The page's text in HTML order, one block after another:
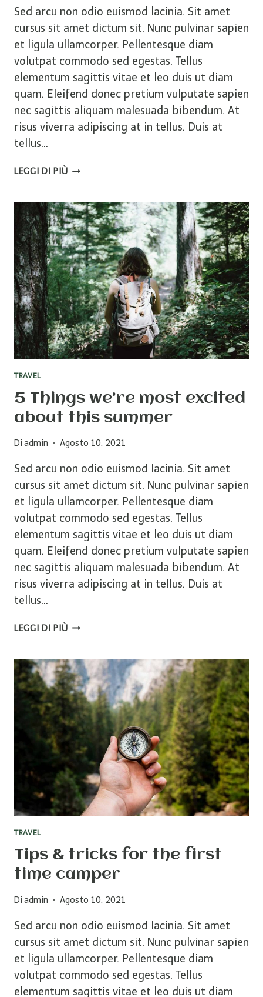
Sed arcu non odio euismod lacinia. Sit amet
cursus sit amet dictum sit. Nunc pulvinar sapien
et ligula ullamcorper. Pellentesque diam
volutpat commodo sed egestas. Tellus
elementum sagittis vitae et leo duis ut diam
quam. Eleifend donec pretium vulputate sapien
nec sagittis aliquam malesuada bibendum. At
risus viverra adipiscing at in tellus. Duis at
tellus…
LEGGI DI PIÙA
ATTRACTION
FOR
YOUR
NEXT
VISIT!
TRAVEL
5 Things we’re most excited
about this summer
Di admin Agosto 10, 2021
Sed arcu non odio euismod lacinia. Sit amet
cursus sit amet dictum sit. Nunc pulvinar sapien
et ligula ullamcorper. Pellentesque diam
volutpat commodo sed egestas. Tellus
elementum sagittis vitae et leo duis ut diam
quam. Eleifend donec pretium vulputate sapien
nec sagittis aliquam malesuada bibendum. At
risus viverra adipiscing at in tellus. Duis at
tellus…
LEGGI DI PIÙ5
MOST
EXCITED
ABOUT
THIS
SUMMER
TRAVEL
Tips & tricks for the first
time camper
Di admin Agosto 10, 2021
Sed arcu non odio euismod lacinia. Sit amet
cursus sit amet dictum sit. Nunc pulvinar sapien
et ligula ullamcorper. Pellentesque diam
volutpat commodo sed egestas. Tellus
elementum sagittis vitae et leo duis ut diam